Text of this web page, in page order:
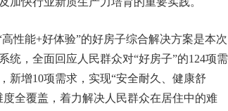
性能+好体验”的好房子综合解决方案是本次
统，全面回应人民群众对“好房子”的124项需
新增10项需求，实现“安全耐久、健康舒
全覆盖，着力解决人民群众在居住中的难